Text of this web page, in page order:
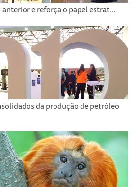
anterior e reforça o papel estrat...
da produção de petróleo